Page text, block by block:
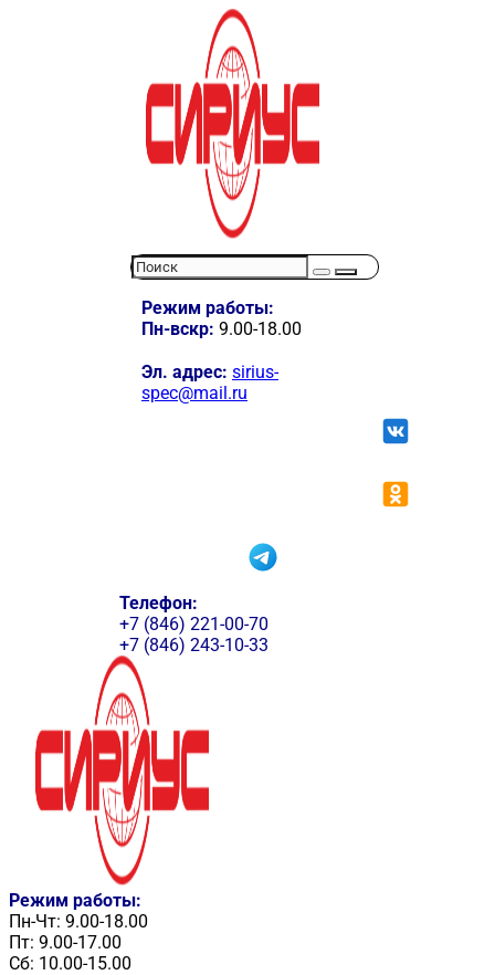
Режим работы:
Пн-вскр: 9.00-18.00
Эл. адрес: sirius-
spec@mail.ru
Телефон:
+7 (846) 221-00-70
+7 (846) 243-10-33
Режим работы:
Пн-Чт: 9.00-18.00
Пт: 9.00-17.00
Сб: 10.00-15.00